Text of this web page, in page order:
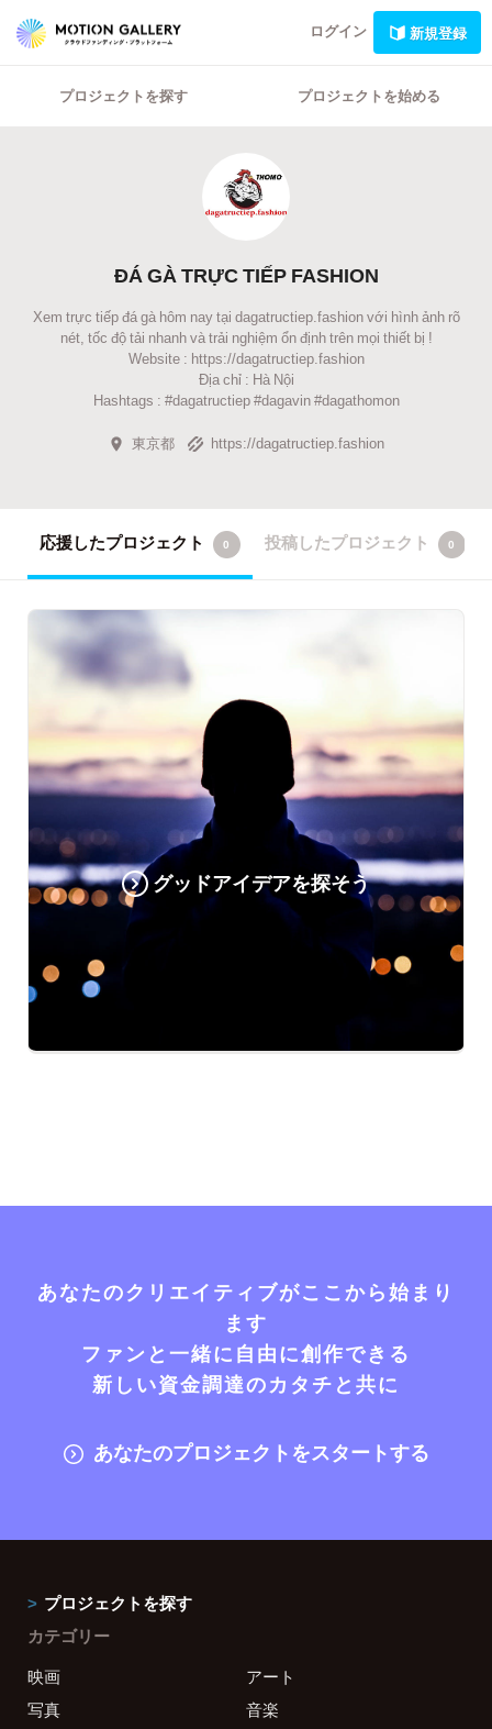
ログイン 新規登録
プロジェクトを探す プロジェクトを始める
ĐÁ GÀ TRỰC TIẾP FASHION
Xem trực tiếp đá gà hôm nay tại dagatructiep.fashion với hình ảnh rõ
nét, tốc độ tải nhanh và trải nghiệm ổn định trên mọi thiết bị !
Website : https://dagatructiep.fashion
Địa chỉ : Hà Nội
Hashtags : #dagatructiep #dagavin #dagathomon
東京都 https://dagatructiep.fashion
応援したプロジェクト 0 投稿したプロジェクト 0
グッドアイデアを探そう
あなたのクリエイティブがここから始まり
ます
ファンと一緒に自由に創作できる
新しい資金調達のカタチと共に
あなたのプロジェクトをスタートする
プロジェクトを探す
カテゴリー
映画
アート
写真
音楽